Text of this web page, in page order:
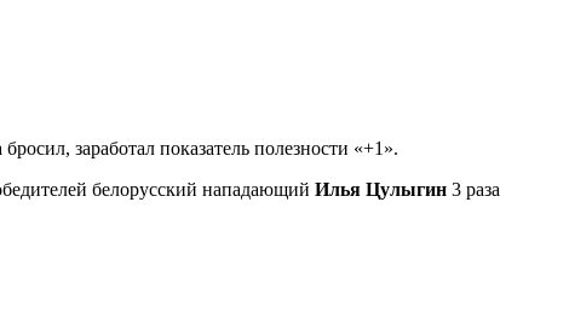
заработал показатель полезности «+1».
белорусский нападающий Илья Цулыгин 3 раза